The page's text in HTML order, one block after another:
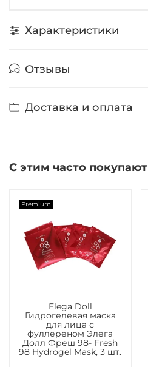
Характеристики
Отзывы
Доставка и оплата
С этим часто покупают
Premium
Elega Doll
Гидрогелевая маска
для лица с
фуллереном Элега
Долл Фреш 98- Fresh
98 Hydrogel Mask, 3 шт.